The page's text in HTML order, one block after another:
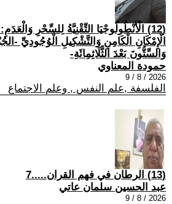
(12) الْأَنْطُولُوجْيَا التِّقْنِيَّةُ لِلسِّحْرِ
الْإِمْكَانِ الْكَامِنِ وَالتَّشْكِيلِ الْوُجُودِيِّ -
وَالسِّتُّونَ بَعْدَ الثَّلَاثِمِائَةِ-
حمودة المعناوي
2026 / 8 / 9
الفلسفة ,علم النفس , وعلم الاجتماع
(13) الرطان في فهم القران.....7
عبد الحسين سلمان عاتي
2026 / 8 / 9